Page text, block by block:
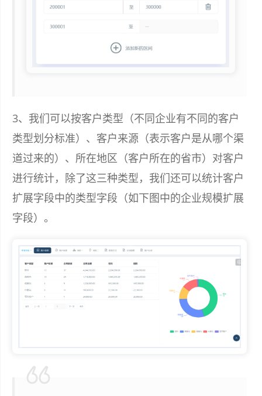
3、我们可以按客户类型（不同企业有不同的客户
类型划分标准）、客户来源（表示客户是从哪个渠
道过来的）、所在地区（客户所在的省市）对客户
进行统计，除了这三种类型，我们还可以统计客户
扩展字段中的类型字段（如下图中的企业规模扩展
字段）。